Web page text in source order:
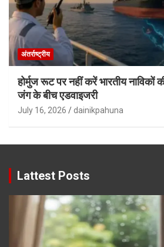
अंतर्राष्ट्रीय
होर्मुज रूट पर नहीं करें भारतीय नाविकों
जंग के बीच एडवाइजरी
July 16, 2026 dainikpahuna
Lattest Posts